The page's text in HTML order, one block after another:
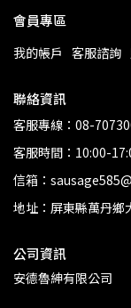
會員專區
我的帳戶 客服諮詢
聯絡資訊
客服專線：08-
客服時間：10:00-
信箱：
地址：屏東縣萬丹鄉
公司資訊
安德魯紳有限公司